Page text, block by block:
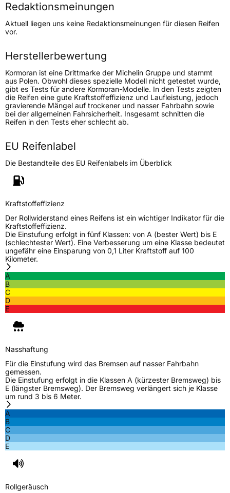
Höchstgeschwindigkeit
180 km/h
Lastindex106/104
Höchstlast950/900 kg
Generelle Merkmale
FahrzeugtypTransporter
VerwendungSommerreifen
FahrzeugartTransporter
Weitere Eigenschaften
SchlauchtypTL
ZustandNeureifen
C-ReifenJa
EU Label
Nasshaftung
Rollgeräusch (Klasse)
Rollgeräusch (dB)
FahrzeugklasseC2
Allgemeine Produktsicherheit (GPSR)
Redaktionsmeinungen
Aktuell liegen uns keine Redaktionsmeinungen für diesen Reifen
vor.
Herstellerbewertung
Kormoran ist eine Drittmarke der Michelin Gruppe und stammt
aus Polen. Obwohl dieses spezielle Modell nicht getestet wurde,
gibt es Tests für andere Kormoran-Modelle. In den Tests zeigten
die Reifen eine gute Kraftstoffeffizienz und Laufleistung, jedoch
gravierende Mängel auf trockener und nasser Fahrbahn sowie
bei der allgemeinen Fahrsicherheit. Insgesamt schnitten die
Reifen in den Tests eher schlecht ab.
EU Reifenlabel
Die Bestandteile des EU Reifenlabels im Überblick
Kraftstoffeffizienz
Der Rollwiderstand eines Reifens ist ein wichtiger Indikator für die
Kraftstoffeffizienz.
Die Einstufung erfolgt in fünf Klassen: von A (bester Wert) bis E
(schlechtester Wert). Eine Verbesserung um eine Klasse bedeutet
ungefähr eine Einsparung von 0,1 Liter Kraftstoff auf 100
Kilometer.
A
B
C
D
E
Nasshaftung
Für die Einstufung wird das Bremsen auf nasser Fahrbahn
gemessen.
Die Einstufung erfolgt in die Klassen A (kürzester Bremsweg) bis
E (längster Bremsweg). Der Bremsweg verlängert sich je Klasse
um rund 3 bis 6 Meter.
A
B
C
D
E
Rollgeräusch